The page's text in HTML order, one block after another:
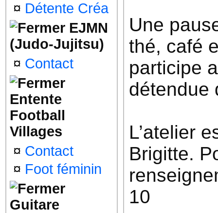
¤ Détente Créa
EJMN
(Judo-Jujitsu)
¤ Contact
Entente
Football
Villages
¤ Contact
¤ Foot féminin
Guitare
Une
thé, café
participe
détendue
L’atelier
Brigitte.
10